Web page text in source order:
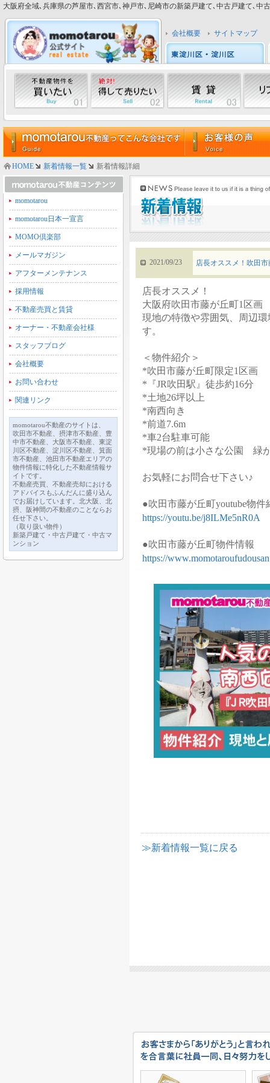
大阪府全域､兵庫県の芦屋市､西宮市､神戸市､尼崎市の新築戸建て､中古戸建て､中
会社概要 サイトマップ
HOME 新着情報一覧 新着情報詳細
momotarou
momotarou日本一宣言
MOMO倶楽部
メールマガジン
アフターメンテナンス
採用情報
不動産売買と賃貸
オーナー・不動産会社様
スタッフブログ
会社概要
お問い合わせ
関連リンク
momotarou不動産のサイトは、
吹田市不動産、摂津市不動産、豊
中市不動産、大阪市不動産、東淀
川区不動産、淀川区不動産、箕面
市不動産、池田市不動産エリアの
物件情報に特化した不動産情報サ
イトです。
不動産売買、不動産売却における
アドバイスもふんだんに盛り込ん
でお届けしています。北大阪、北
摂、阪神間の不動産のことならお
任せ下さい。
（取り扱い物件）
新築戸建て・中古戸建て・中古マ
ンション
2021/09/23 店長オススメ！吹田
店長オススメ！
大阪府吹田市藤が丘町1区画
現地の特徴や雰囲気、周辺
す。
＜物件紹介＞
*吹田市藤が丘町限定1区画
*『JR吹田駅』徒歩約16分
*土地26坪以上
*南西向き
*前道7.6m
*車2台駐車可能
*現場の前は小さな公園 緑
お気軽にお問合せ下さい♪
●吹田市藤が丘町youtube物件
https://youtu.be/j8ILMe5nR0A
●吹田市藤が丘町物件情報
https://
≫新着情報一覧に戻る